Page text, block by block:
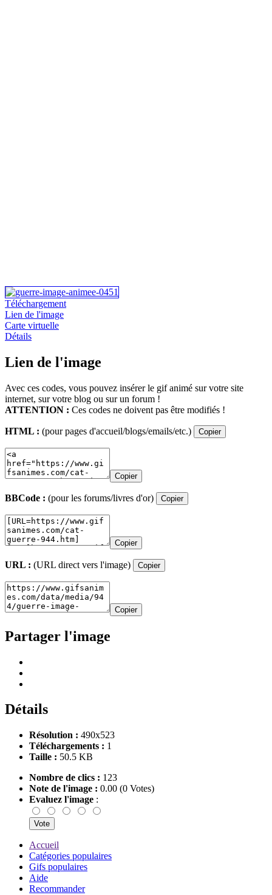
Téléchargement
Lien de l'image
Carte virtuelle
Détails
Lien de l'image
Avec ces codes, vous pouvez insérer le gif animé sur votre site
internet, sur votre blog ou sur un forum !
ATTENTION : Ces codes ne doivent pas être modifiés !
HTML : (pour pages d'accueil/blogs/emails/etc.) Copier
Copier
BBCode : (pour les forums/livres d'or) Copier
Copier
URL : (URL direct vers l'image) Copier
Copier
Partager l'image
Détails
Résolution : 490x523
Téléchargements : 1
Taille : 50.5 KB
Nombre de clics : 123
Note de l'image : 0.00 (0 Votes)
Evaluez l'image :
Accueil
Catégories populaires
Gifs populaires
Aide
Recommander